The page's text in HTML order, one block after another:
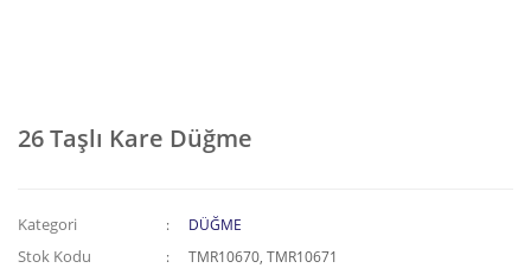
26 Taşlı Kare Düğme
Kategori DÜĞME
Stok Kodu TMR10670, TMR10671